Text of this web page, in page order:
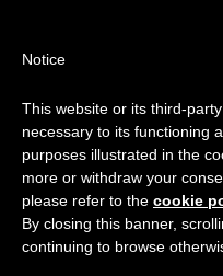
navigation
MENU
MAPPA
top
LA BATTAGLIA
Notice
This website or its third-
necessary to its functioning
purposes illustrated in the
more or withdraw your
please refer to the cookie
By closing this banner,
continuing to browse